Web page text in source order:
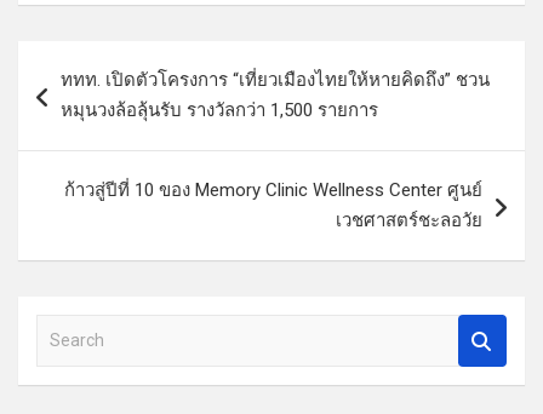
น
ว
ททท. เปิดตัวโครงการ “เที่ยวเมืองไทยให้หายคิดถึง” ชวน
หมุนวงล้อลุ้นรับ รางวัลกว่า 1,500 รายการ
ก้าวสู่ปีที่ 10 ของ Memory Clinic Wellness Center ศูนย์
เวชศาสตร์ชะลอวัย
a